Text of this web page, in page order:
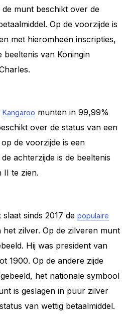
munt beschikt over de
Op de voorzijde is
met hieromheen inscripties,
beeltenis van Koningin
Kangaroo munten in 99,99%
over de status van een
de voorzijde is een
achterzijde is de beeltenis
II te zien.
sinds 2017 de populaire
het zilver. Op de zilveren munt
Hij was president van
1900. Op de andere zijde
het nationale symbool
is geslagen in puur zilver
van wettig betaalmiddel.